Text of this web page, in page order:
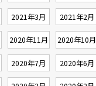
2021年3月 2021年2月
2020年11月 2020年10月
2020年7月 2020年6月